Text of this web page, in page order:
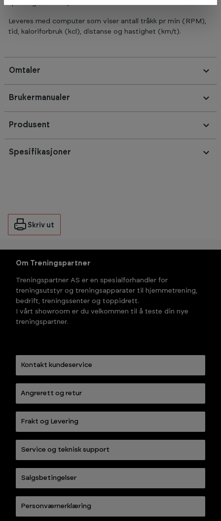
Leveres med computer som viser antall tråkk pr min (RPM),
tid, kaloriforbruk (kcl), distanse og hastighet (km/t).
Omtaler
Spesifikasjoner
Brukermanualer
Produsent
Skriv ut
Om Treningspartner
Treningspartner AS er en spesialforhandler for
treningsutstyr og treningsapparater til hjemmetrening,
bedrift, treningssenter og toppidrett.
I vårt showroom er du velkommen til å teste din nye
treningspartner.
Kontakt kundeservice
Angrerett og retur
Frakt og Levering
Service og teknisk support
Salgsbetingelser
Personværnerklæring